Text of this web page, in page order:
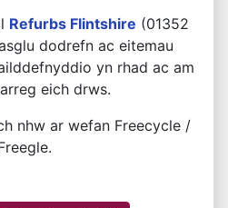
Refurbs Flintshire (01352
dodrefn ac eitemau
yn rhad ac am
eich drws.
nhw ar wefan Freecycle /